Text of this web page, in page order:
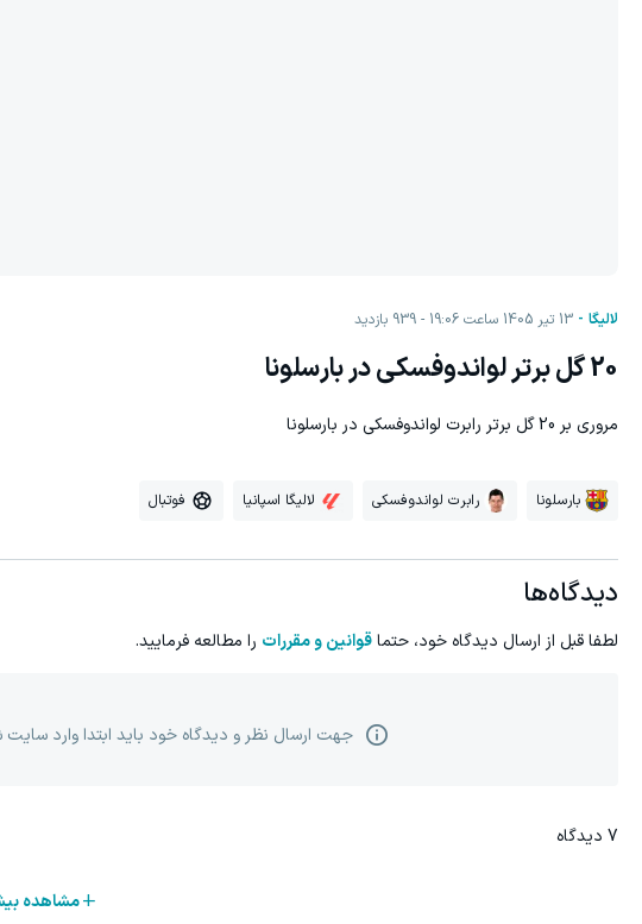
لالیگا 13 تیر 1405 ساعت 19:06 939 بازدید
20 گل برتر لواندوفسکی در بارسلونا
مروری بر 20 گل برتر رابرت لواندوفسکی در بارسلونا
بارسلونا رابرت لواندوفسکی لالیگا اسپانیا فوتبال
دیدگاه‌ها
لطفا قبل از ارسال دیدگاه خود، حتماقوانین و مقررات را مطالعه فرمایید.
جهت ارسال نظر و دیدگاه خود باید ابتدا وارد
7 دیدگاه
مشاهده